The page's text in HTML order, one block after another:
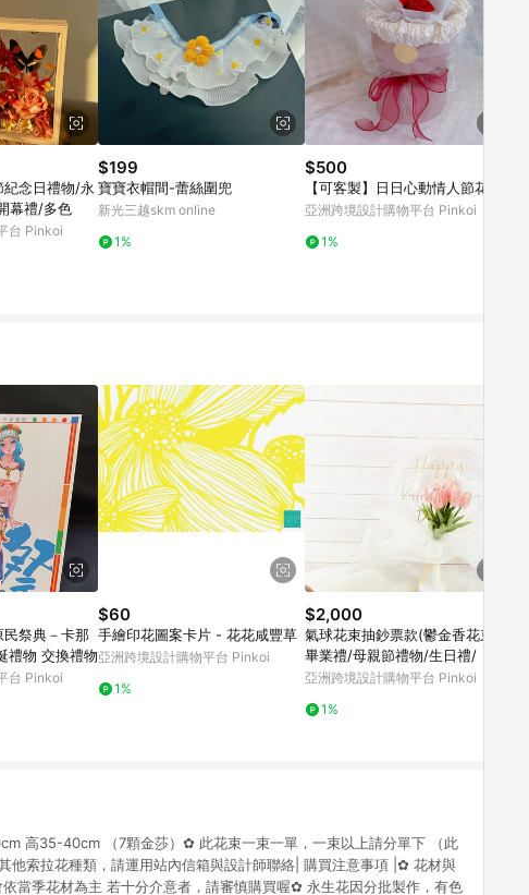
念日禮物/永
幕禮/多色
台 Pinkoi
$199
寶寶衣帽間-蕾絲圍兜
新光三越skm online
1%
$500
【可客製】日日心動情人節花束
亞洲跨境設計購物平台 Pinkoi
1%
民祭典－卡那
禮物 交換禮物
台 Pinkoi
$60
手繪印花圖案卡片 - 花花咸豐草
亞洲跨境設計購物平台 Pinkoi
1%
$2,000
氣球花束抽鈔票款(鬱金香花束)_
畢業禮/母親節禮物/生日禮/
亞洲跨境設計購物平台 Pinkoi
1%
高35-40cm （7顆金莎）✿ 此花束一束一單，一束以上請分單下 （此
他索拉花種類，請運用站內信箱與設計師聯絡| 購買注意事項 |✿ 花材與
當季花材為主 若十分介意者，請審慎購買喔✿ 永生花因分批製作，有色